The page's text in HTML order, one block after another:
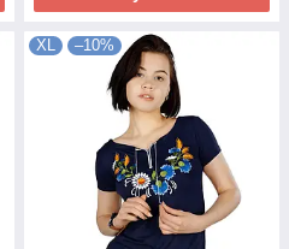
XL –10%